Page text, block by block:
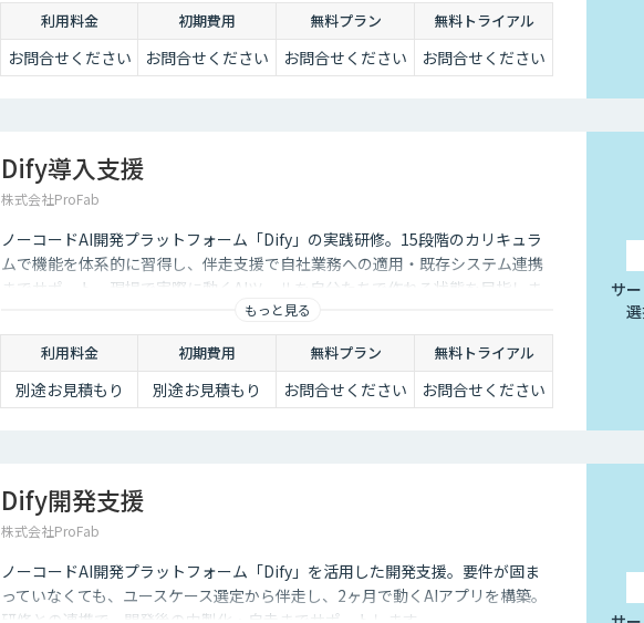
利用料金 初期費用 無料プラン 無料トライアル
お問合せください お問合せください お問合せください お問合せください
Dify導入支援
株式会社ProFab
ノーコードAI開発プラットフォーム「Dify」の実践研修。15段階のカリキュラ
ムで機能を体系的に習得し、伴走支援で自社業務への適用・既存システム連携
までサポート。現場で実際に動くAIツールを自分たちで作れる状態を目指しま
もっと見る
利用料金 初期費用 無料プラン 無料トライアル
別途お見積もり 別途お見積もり お問合せください お問合せください
サ
Dify開発支援
株式会社ProFab
ノーコードAI開発プラットフォーム「Dify」を活用した開発支援。要件が固ま
っていなくても、ユースケース選定から伴走し、2ヶ月で動くAIアプリを構築。